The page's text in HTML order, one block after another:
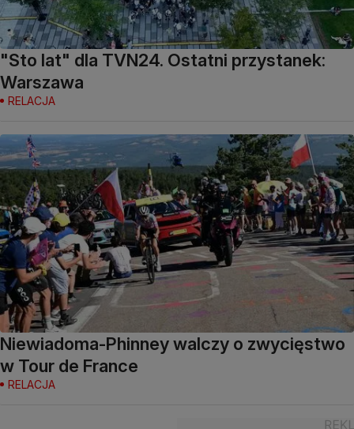
"Sto lat" dla TVN24. Ostatni przystanek:
Warszawa
RELACJA
Niewiadoma-Phinney walczy o zwycięstwo
w Tour de France
RELACJA